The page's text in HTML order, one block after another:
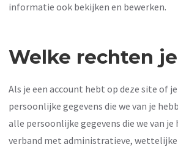
informatie ook bekijken en bewerken.
Welke rechten
Als je een account hebt op deze site of
persoonlijke gegevens die we van je
alle persoonlijke gegevens die we van
verband met administratieve,